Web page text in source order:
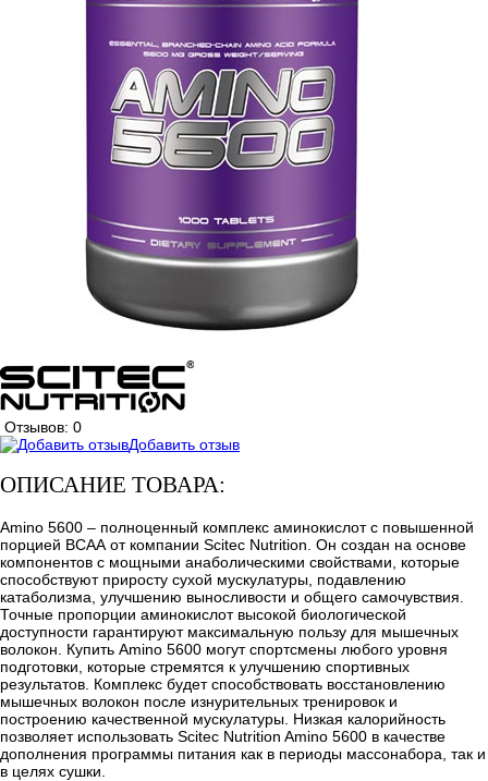
Отзывов: 0
Добавить отзыв
ОПИСАНИЕ ТОВАРА:
Amino 5600 – полноценный комплекс аминокислот с повышенной
порцией ВСАА от компании Scitec Nutrition. Он создан на основе
компонентов с мощными анаболическими свойствами, которые
способствуют приросту сухой мускулатуры, подавлению
катаболизма, улучшению выносливости и общего самочувствия.
Точные пропорции аминокислот высокой биологической
доступности гарантируют максимальную пользу для мышечных
волокон. Купить Amino 5600 могут спортсмены любого уровня
подготовки, которые стремятся к улучшению спортивных
результатов. Комплекс будет способствовать восстановлению
мышечных волокон после изнурительных тренировок и
построению качественной мускулатуры. Низкая калорийность
позволяет использовать Scitec Nutrition Amino 5600 в качестве
дополнения программы питания как в периоды массонабора, так и
в целях сушки.